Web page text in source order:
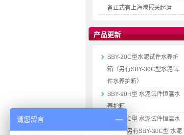
备正式有上海港报关起运
产品更新
SBY-20C型水泥试件水养护
箱（另有SBY-30C型水泥试
件水养护箱）
SBY-90H型 水泥试件恒温水
养护箱
SBY-20C型 水泥试件恒温水
养护箱(另有SBY-30C型 水泥
请您留言